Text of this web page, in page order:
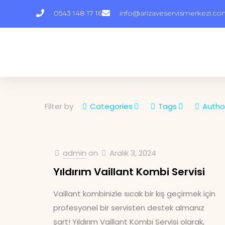
0543 148 17 16
Filter by Categories Tags
admin on Aralık 3, 2024
Yıldırım Vaillant Kombi Servisi
Vaillant kombinizle sıcak bir kış geçirmek için
profesyonel bir servisten destek almanız
şart! Yıldırım Vaillant Kombi Servisi olarak,